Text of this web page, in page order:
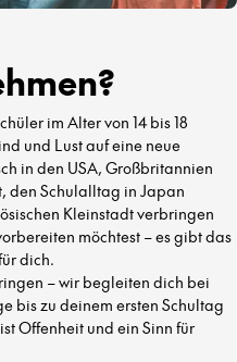
im Alter von 14 bis 18
und Lust auf eine neue
in den USA, Großbritannien
den Schulalltag in Japan
Kleinstadt verbringen
möchtest – es gibt das
dich.
– wir begleiten dich bei
bis zu deinem ersten Schultag
Offenheit und ein Sinn für